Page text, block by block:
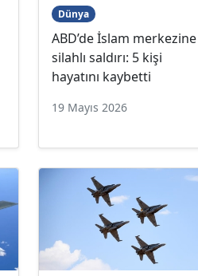
Dünya
ABD’de İslam merkezine
silahlı saldırı: 5 kişi
hayatını kaybetti
19 Mayıs 2026